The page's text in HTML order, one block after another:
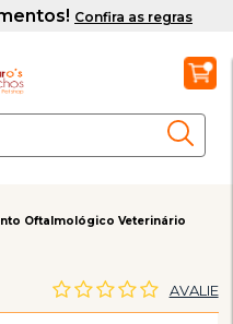
Oftalmológico Veterinário
AVALIE